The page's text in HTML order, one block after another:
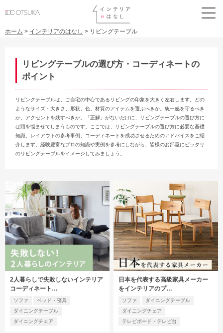
ホーム > インテリアのはなし > リビングテーブル
リビングテーブルの選び方・コーディネートの
ポイント
リビングテーブルは、ご自宅の中心であるリビングの印象を大きく左右します。どの
ようなサイズ・大きさ、形状、色、材質のアイテムを選ぶべきか。統一感を守るべき
か、アクセントを残すべきか。「正解」がないだけに、リビングテーブルの選び方に
は頭を悩ませてしまうものです。ここでは、リビングテーブルの選び方に必要な基礎
知識、レイアウトの参考事例、コーディネートを成功させるためのアドバイスをご紹
介します。経験豊富なプロの知識や実例を参考にしながら、皆様のお部屋にピッタリ
のリビングテーブルをイメージしてみましょう。
2人暮らしで失敗しないインテリア
コーディネート…
ソファ
ベッド・寝具
ダイニングテーブル
ダイニングチェア
日本を代表する高級家具メーカー
をインテリアのプ…
ソファ
ダイニングテーブル
ダイニングチェア
テレビボード・テレビ台